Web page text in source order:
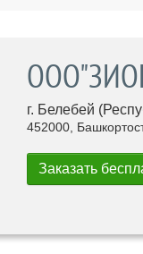
г. Белебей
452000,